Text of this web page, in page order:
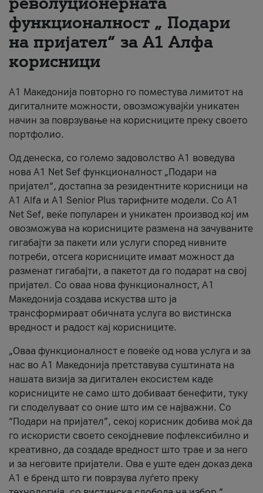
За нас
#ПодобарОнлајн
функционалност „ Подари
на пријател“ за А1 Алфа
корисници
А1 Македонија повторно го поместува лимитот на
дигиталните можности, овозможувајќи уникатен
начин за поврзување на корисниците преку своето
портфолио.
Од денеска, со големо задоволство А1 воведува
нова A1 Net Sef функционалност „Подари на
пријател“, достапна за резидентните корисници на
А1 Alfa и A1 Senior Plus тарифните модели. Со A1
Net Sef, веќе популарен и уникатен производ кој им
овозможува на корисниците размена на зачуваните
гигабајти за пакети или услуги според нивните
потреби, отсега корисниците имаат можност да
разменат гигабајти, а пакетот да го подарат на свој
пријател. Со оваа нова функционалност, А1
Македонија создава искуства што ја
трансформираат обичната услуга во вистинска
вредност и радост кај корисниците.
„Оваа функционалност е повеќе од нова услуга и за
нас во А1 Македонија претставува суштината на
нашата визија за дигитален екосистем каде
корисниците не само што добиваат бенефити, туку
ги споделуваат со оние што им се најважни. Со
“Подари на пријател”, секој корисник добива моќ да
го искористи своето секојдневие пофлексибилно и
креативно, да создаде вредност што трае и за него
и за неговите пријатели. Ова е уште еден доказ дека
А1 е бренд што ги поврзува луѓето преку